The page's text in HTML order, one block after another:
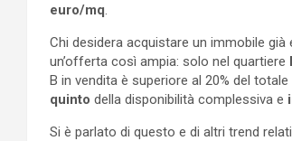
euro/mq
Chi desidera acquistare un immobile
un’offerta così ampia: solo nel quartiere
B in vendita è superiore al 20% del
quinto della disponibilità complessiva e
Si è parlato di questo e di altri trend